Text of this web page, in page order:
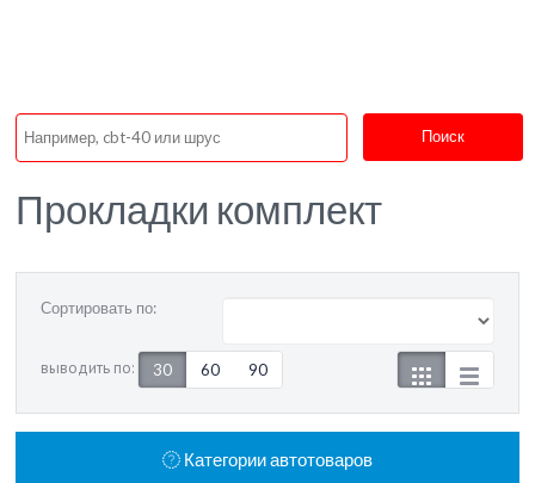
Поиск
Прокладки комплект
Сортировать по:
выводить по: 30 60 90
Категории автотоваров